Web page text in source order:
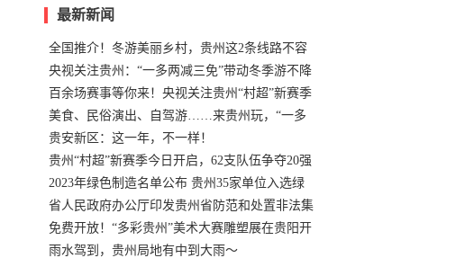
最新新闻
全国推介！冬游美丽乡村，贵州这2条线路不容
错过
央视关注贵州：“一多两减三免”带动冬季游不降
温
百余场赛事等你来！央视关注贵州“村超”新赛季
正式“打响”
美食、民俗演出、自驾游……来贵州玩，“一多
两减三免”！
贵安新区：这一年，不一样！
贵州“村超”新赛季今日开启，62支队伍争夺20强
名额
2023年绿色制造名单公布 贵州35家单位入选绿
色工厂
省人民政府办公厅印发贵州省防范和处置非法集
资工作实施细则
免费开放！“多彩贵州”美术大赛雕塑展在贵阳开
展，持续至1月19日
雨水驾到，贵州局地有中到大雨～